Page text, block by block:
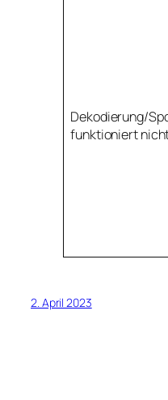
Dekodierung/
funktioniert
2. April 2023